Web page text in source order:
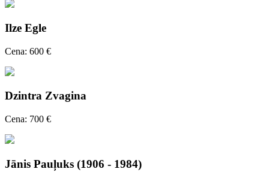
Ilze Egle
Cena: 600 €
Dzintra Zvagina
Cena: 700 €
Jānis Pauļuks (1906 - 1984)